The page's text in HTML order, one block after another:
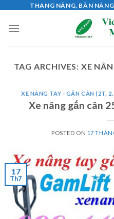
content
THANG NÂNG, BÀN
TAG ARCHIVES: XE
XE NÂNG TAY - GẮN CÂN (2T,
Xe nâng gắn cân
POSTED ON 17
17
Th7